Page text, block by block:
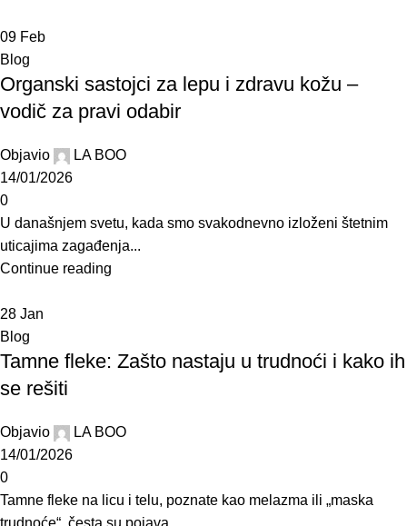
09 Feb
Blog
Organski sastojci za lepu i zdravu kožu –
vodič za pravi odabir
Objavio
LA BOO
14/01/2026
0
U današnjem svetu, kada smo svakodnevno izloženi štetnim
uticajima zagađenja...
Continue reading
28 Jan
Blog
Tamne fleke: Zašto nastaju u trudnoći i kako ih
se rešiti
Objavio
LA BOO
14/01/2026
0
Tamne fleke na licu i telu, poznate kao melazma ili „maska
trudnoće“, česta su pojava...